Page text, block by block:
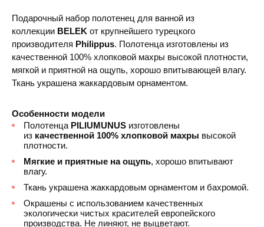
Подарочный набор полотенец для ванной из
коллекции BELEK​​​ от крупнейшего турецкого
производителя Philippus. Полотенца изготовлены из
качественной 100% хлопковой махры высокой плотности,
мягкой и приятной на ощупь, хорошо впитывающей влагу.
Ткань украшена жаккардовым орнаментом.
Особенности модели
Полотенца PILIUMUNUS изготовлены
из качественной 100% хлопковой махры высокой
плотности.
Мягкие и приятные на ощупь, хорошо впитывают
влагу.
Ткань украшена жаккардовым орнаментом и бахромой.
Окрашены с использованием качественных
экологически чистых красителей европейского
производства. Не линяют, не выцветают.